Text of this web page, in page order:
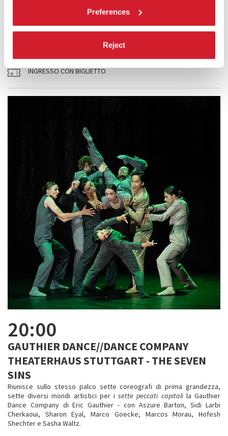
Preferences
Reject
LEGGI TUTTO
CA’ GIUSTINIAN
INGRESSO CON BIGLIETTO
20:00
GAUTHIER DANCE//DANCE COMPANY
THEATERHAUS STUTTGART - THE SEVEN
SINS
Riunisce sullo stesso palco sette coreografi di prima grandezza,
sette diversi mondi artistici per isette peccati capitalila Gauthier
Dance Company di Eric Gauthier - con Aszure Barton, Sidi Larbi
Cherkaoui, Sharon Eyal, Marco Goecke, Marcos Morau, Hofesh
Shechter e Sasha Waltz.